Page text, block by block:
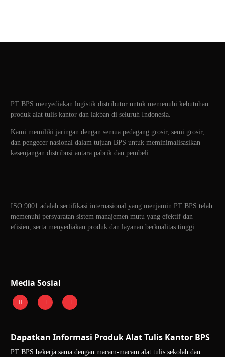
PT BPS menyediakan logistik distributor untuk memenuhi kebutuhan
produk alat tulis kantor dan lakban di seluruh Indonesia.
Kami memiliki jaringan dengan semua pedagang grosir, semi grosir,
dan pengecer nasional dalam tujuan BPS untuk meminimalisasikan
kesenjangan distribusi antara pabrik dan pembeli.
ISO 9001 adalah sertifikasi internasional yang menjamin PT BPS telah
memenuhi persyaratan sistem manajemen mutu yang efektif dan
efisien, serta menyediakan produk dan layanan berkualitas tinggi.
Media Sosial
Dapatkan Informasi Produk Alat Tulis Kantor BPS
PT BPS bekerja sama dengan macam-macam alat tulis sekolah dan